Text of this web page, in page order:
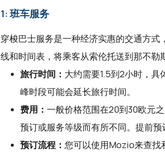
1: 班车服务
穿梭巴士服务是一种经济实惠的交通方
线和时间表，将乘客从索伦托送到那不勒
旅行时间： 大约需要1.5到2小时，
峰时段可能会延长旅行时间。
费用： 一般价格范围在20到30欧元
预订或服务等级而有所不同。提前预
预订流程： 您可以使用Mozio来查找